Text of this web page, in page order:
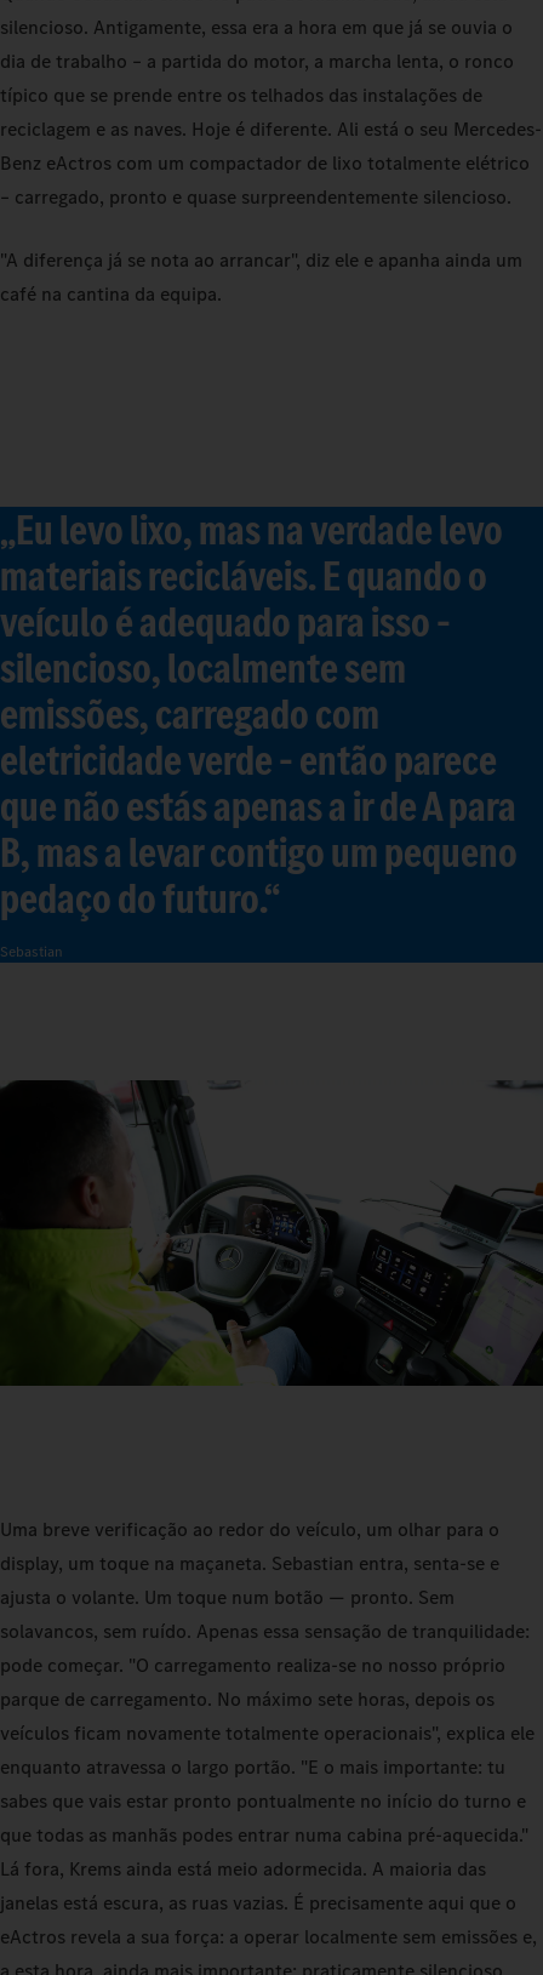
silencioso. Antigamente, essa era a hora em que já se ouvia o
dia de trabalho – a partida do motor, a marcha lenta, o ronco
típico que se prende entre os telhados das instalações de
reciclagem e as naves. Hoje é diferente. Ali está o seu Mercedes-
Benz eActros com um compactador de lixo totalmente elétrico
– carregado, pronto e quase surpreendentemente silencioso.
"A diferença já se nota ao arrancar", diz ele e apanha ainda um
café na cantina da equipa.
„Eu levo lixo, mas na verdade levo
materiais recicláveis. E quando o
veículo é adequado para isso –
silencioso, localmente sem
emissões, carregado com
eletricidade verde – então parece
que não estás apenas a ir de A para
B, mas a levar contigo um pequeno
pedaço do futuro.“
Sebastian
Uma breve verificação ao redor do veículo, um olhar para o
display, um toque na maçaneta. Sebastian entra, senta-se e
ajusta o volante. Um toque num botão — pronto. Sem
solavancos, sem ruído. Apenas essa sensação de tranquilidade:
pode começar. "O carregamento realiza‑se no nosso próprio
parque de carregamento. No máximo sete horas, depois os
veículos ficam novamente totalmente operacionais", explica ele
enquanto atravessa o largo portão. "E o mais importante: tu
sabes que vais estar pronto pontualmente no início do turno e
que todas as manhãs podes entrar numa cabina pré-aquecida."
Lá fora, Krems ainda está meio adormecida. A maioria das
janelas está escura, as ruas vazias. É precisamente aqui que o
eActros revela a sua força: a operar localmente sem emissões e,